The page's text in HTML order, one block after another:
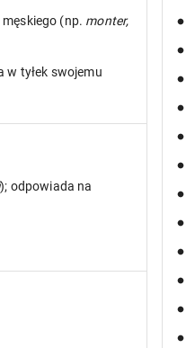
(np. monter,
w tyłek swojemu
); odpowiada na